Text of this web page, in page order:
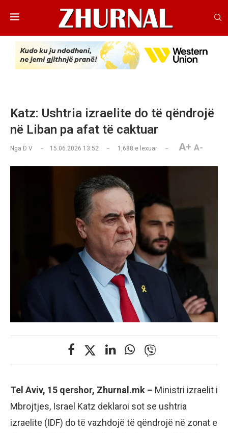
Katz: Ushtria izraelite do të qëndrojë
në Liban pa afat të caktuar
Nga D V 15.06.2026 13:52 1,688 e lexuar A+ A-
Tel Aviv, 15 qershor, Zhurnal.mk – Ministri izraelit i
Mbrojtjes, Israel Katz deklaroi sot se ushtria
izraelite (IDF) do të vazhdojë të qëndrojë në zonat e